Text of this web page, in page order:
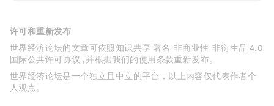
许可和重新发布
世界经济论坛的文章可依照知识共享 署名-非商业性-非衍生品 4.0
国际公共许可协议 , 并根据我们的使用条款重新发布。
世界经济论坛是一个独立且中立的平台，以上内容仅代表作者个
人观点。